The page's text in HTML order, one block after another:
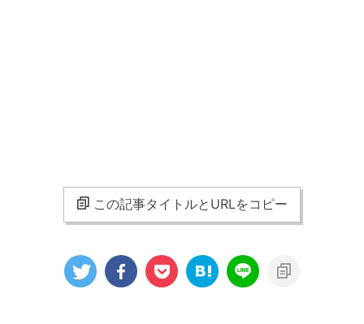
この記事タイトルとURLをコピー